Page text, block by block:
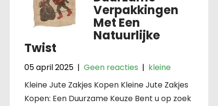
Verpakkingen
Met Een
Natuurlijke
Twist
05 april 2025 | Geen reacties | kleine
Kleine Jute Zakjes Kopen Kleine Jute Zakjes
Kopen: Een Duurzame Keuze Bent u op zoek